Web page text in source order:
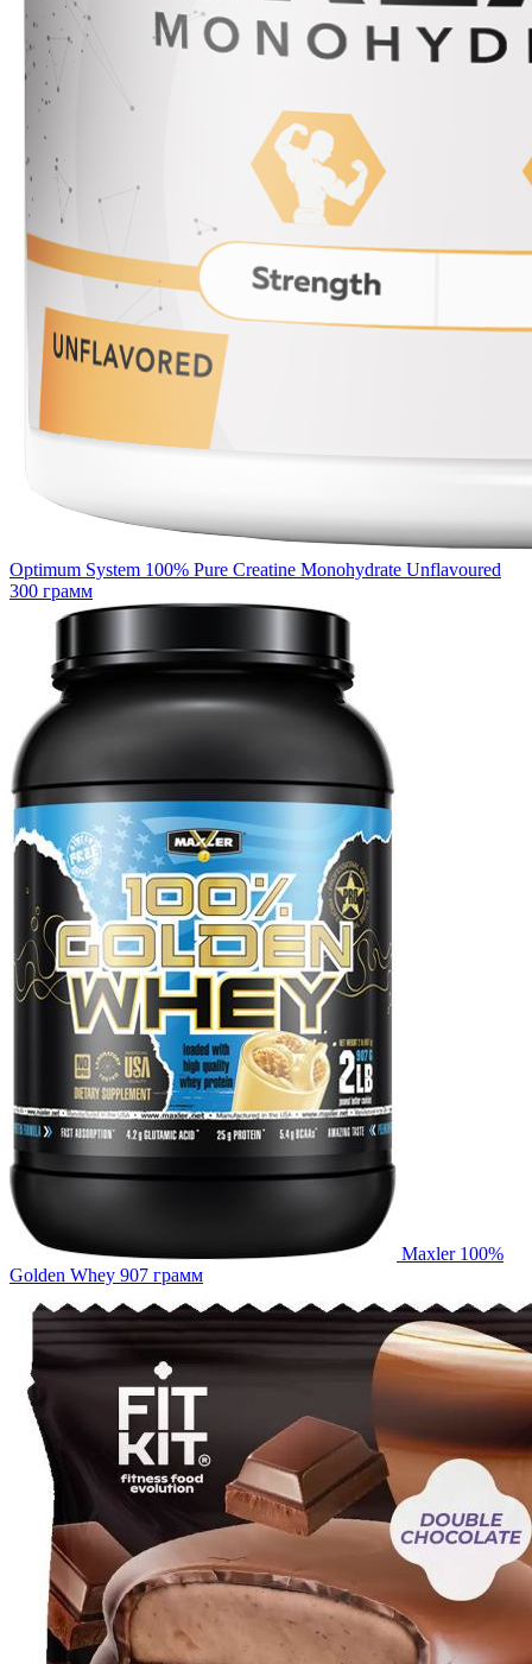
Optimum System 100% Pure Creatine Monohydrate Unflavoured
300 грамм
Maxler 100%
Golden Whey 907 грамм